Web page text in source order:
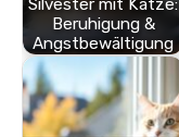
Silvester mit Katze:
Beruhigung &
Angstbewältigung